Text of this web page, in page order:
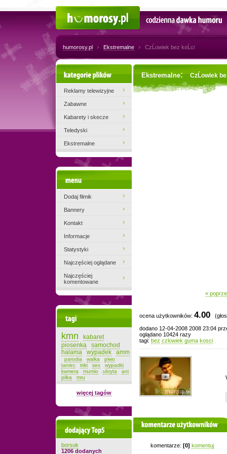
Codzienna dawka humoru
humorosy.pl Ekstremalne CzĹowiek bez koĹci
Ekstremalne: CzĹowiek
«
ocena użytkowników: 4.00
dodano 12-04-2008 2008 23:04
oglądano 10424 razy
tagi: bez czlowiek guma kosci
komentarze użytkowników
komentarze: [0] komentuj
Kategorie plików
Reklamy telewizyjne
Zabawne
Kabarety i skecze
Teledyski
Ekstremalne
Dodaj filmik
Bannery
Kontakt
Informacje
Statystyki
Najczęściej oglądane
Najczęściej
komentowane
kmn
kabaret
piosenka
samochod
halama
wypadek amm
parodia walka
piwo
taniec
triki sex
wypadki
kamera
mumio ukryta
ani
pilka
mru
więcej tagów
Dodający top-5
borsuk
1206 dodanych